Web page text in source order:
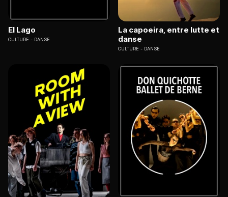
El Lago
CULTURE DANSE
La capoeira, entre lutte et
danse
CULTURE DANSE